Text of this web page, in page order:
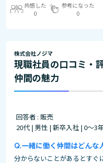
共感した
0
参考になった
0
株式会社ノジマ
現職社員の口コミ・
仲間の魅力
回答者 : 販売
20代 | 男性 | 新卒入社 | 0～3
一緒に働く仲間はどんな
分からないことがあるとすぐ